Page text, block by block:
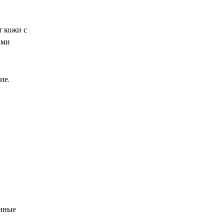
кожи с